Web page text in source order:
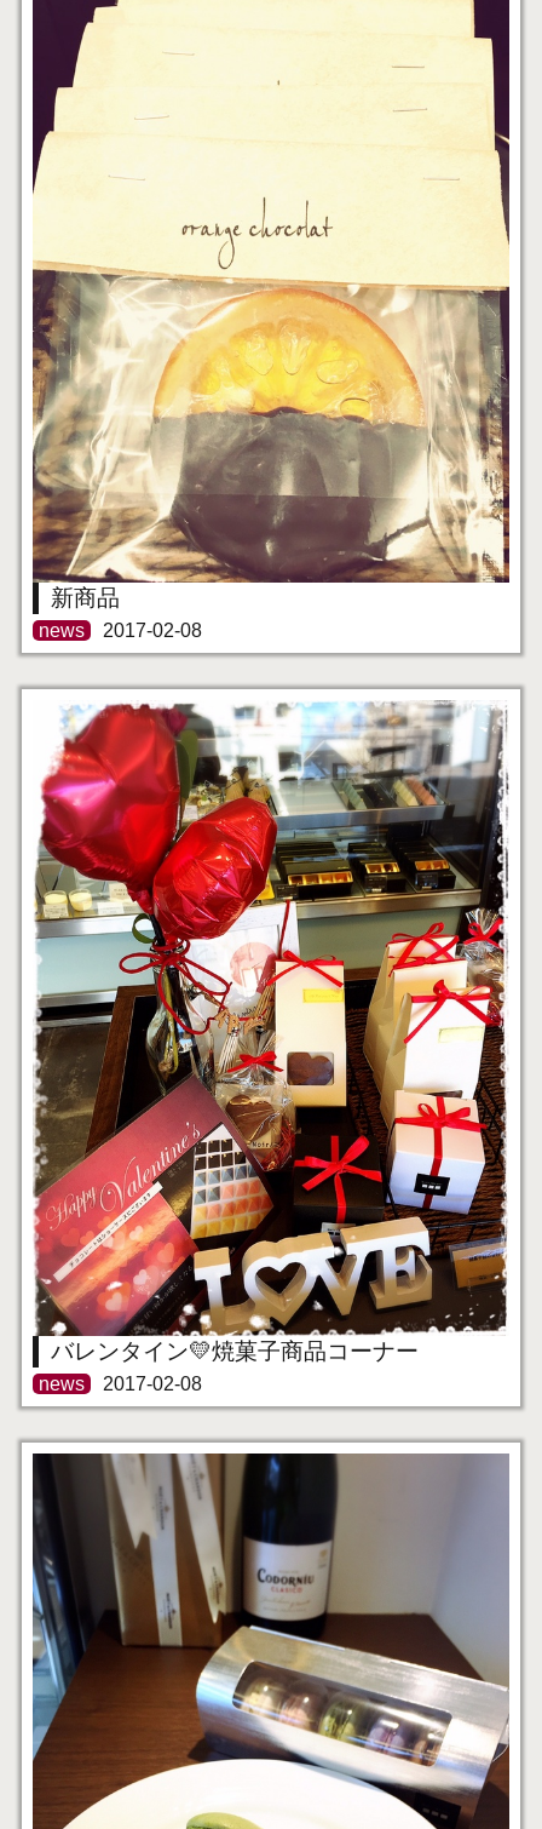
新商品
news 2017-02-08
バレンタイン💛焼菓子商品コーナー
news 2017-02-08